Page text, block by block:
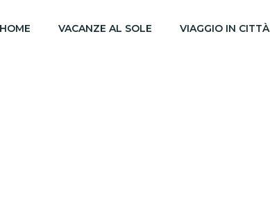
HOME VACANZE AL SOLE VIAGGIO IN CITTÀ